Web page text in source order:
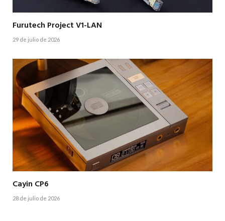
Furutech Project V1-LAN
29 de julio de 2026
Cayin CP6
28 de julio de 2026